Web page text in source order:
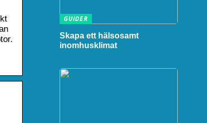
GUIDER
Skapa ett hälsosamt
inomhusklimat